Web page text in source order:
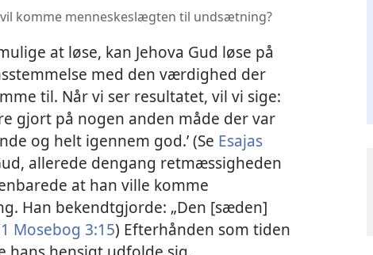
komme menneskeslægten til undsætning?
at løse, kan Jehova Gud løse på
med den værdighed der
til. Når vi ser resultatet, vil vi sige:
gjort på nogen anden måde der var
og helt igennem god.’ (Se Esajas
allerede dengang retmæssigheden
at han ville komme
Han bekendtgjorde: „Den [sæden]
1 Mosebog 3:15) Efterhånden som tiden